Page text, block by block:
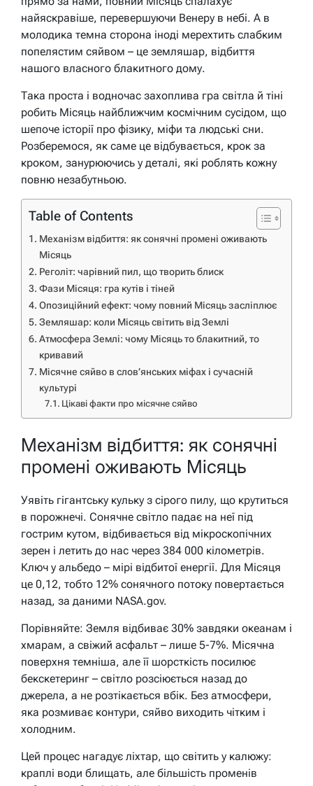
найяскравіше, перевершуючи Венеру в небі. А в
молодика темна сторона іноді мерехтить слабким
попелястим сяйвом – це земляшар, відбиття
нашого власного блакитного дому.
Така проста і водночас захоплива гра світла й тіні
робить Місяць найближчим космічним сусідом, що
шепоче історії про фізику, міфи та людські сни.
Розберемося, як саме це відбувається, крок за
кроком, занурюючись у деталі, які роблять кожну
повню незабутньою.
Table of Contents
Механізм відбиття: як сонячні промені оживають
Місяць
Реголіт: чарівний пил, що творить блиск
Фази Місяця: гра кутів і тіней
Опозиційний ефект: чому повний Місяць засліплює
Земляшар: коли Місяць світить від Землі
Атмосфера Землі: чому Місяць то блакитний, то
кривавий
Місячне сяйво в слов’янських міфах і сучасній
культурі
Цікаві факти про місячне сяйво
Механізм відбиття: як сонячні
промені оживають Місяць
Уявіть гігантську кульку з сірого пилу, що крутиться
в порожнечі. Сонячне світло падає на неї під
гострим кутом, відбивається від мікроскопічних
зерен і летить до нас через 384 000 кілометрів.
Ключ у альбедо – мірі відбитої енергії. Для Місяця
це 0,12, тобто 12% сонячного потоку повертається
назад, за даними NASA.gov.
Порівняйте: Земля відбиває 30% завдяки океанам і
хмарам, а свіжий асфальт – лише 5-7%. Місячна
поверхня темніша, але її шорсткість посилює
бекскетеринг – світло розсіюється назад до
джерела, а не розтікається вбік. Без атмосфери,
яка розмиває контури, сяйво виходить чітким і
холодним.
Цей процес нагадує ліхтар, що світить у калюжу:
краплі води блищать, але більшість променів